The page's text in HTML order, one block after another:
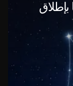
بإطلاق